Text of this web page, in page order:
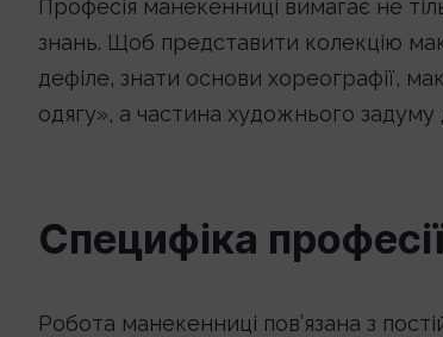
Професія манекенниці вимагає не
знань. Щоб представити колекцію
дефіле, знати основи хореографії,
одягу», а частина художнього задуму
Специфіка
Робота манекенниці пов’язана з